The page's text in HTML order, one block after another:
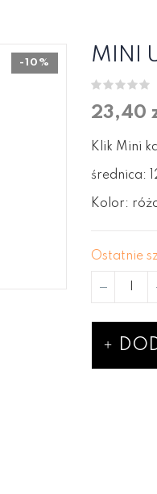
-10% MINI
23,40
Klik Mini
średnica:
Kolor:
Ostatnie